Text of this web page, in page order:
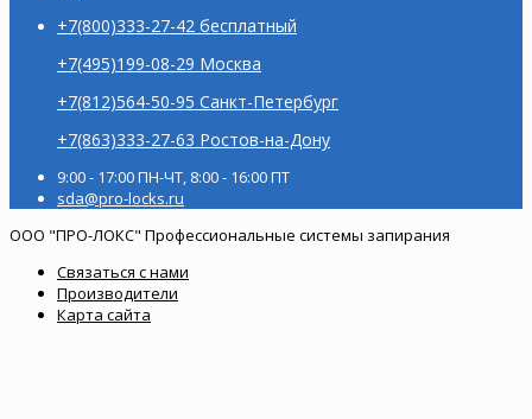
+7(800)333-27-42 бесплатный
+7(495)199-08-29 Москва
+7(812)564-50-95 Санкт-Петербург
+7(863)333-27-63 Ростов-на-Дону
9:00 - 17:00 ПН-ЧТ, 8:00 - 16:00 ПТ
sda@pro-locks.ru
ООО "ПРО-ЛОКС" Профессиональные системы запирания
Связаться с нами
Производители
Карта сайта